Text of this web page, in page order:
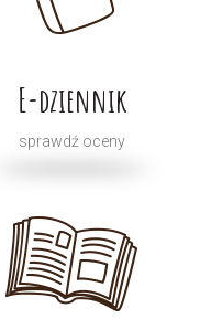
E-dziennik
sprawdź oceny